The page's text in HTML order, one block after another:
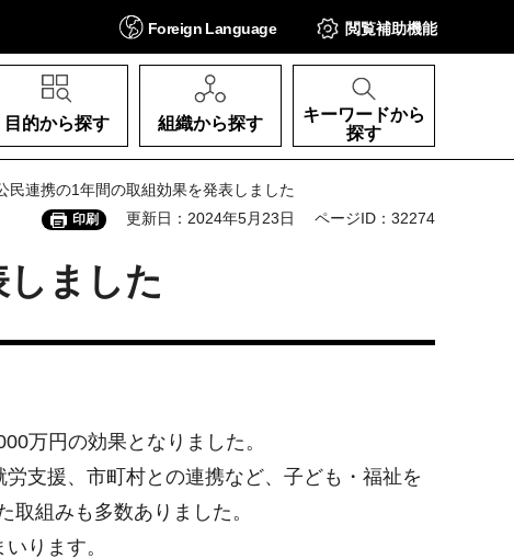
Foreign Language 閲覧補助機能
目的から探す 組織から探す
キーワードから
探す
連携の1年間の取組効果を発表しました
印刷 更新日：2024年5月23日 ページID：32274
ました
万円の効果となりました。
支援、市町村との連携など、子ども・福祉を
組みも多数ありました。
ります。